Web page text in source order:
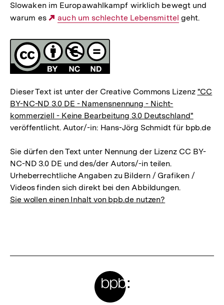
Slowaken im Europawahlkampf wirklich bewegt und
warum es
Externer
auch um schlechte Lebensmittel geht.
Fussnoten
Lizenz
Dieser Text ist unter der Creative Commons Lizenz "CC
BY-NC-ND 3.0 DE - Namensnennung - Nicht-
kommerziell - Keine Bearbeitung 3.0 Deutschland"
veröffentlicht. Autor/-in: Hans-Jörg Schmidt für bpb.de
Sie dürfen den Text unter Nennung der Lizenz CC BY-
NC-ND 3.0 DE und des/der Autors/-in teilen.
Urheberrechtliche Angaben zu Bildern / Grafiken /
Videos finden sich direkt bei den Abbildungen.
Sie wollen einen Inhalt von bpb.de nutzen?